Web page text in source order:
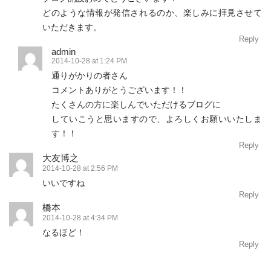
どのような情報が発信されるのか、楽しみに拝見させて
いただきます。
Reply
admin
2014-10-28 at 1:24 PM
通りがかりの者さん
コメントありがとうございます！！
たくさんの方に楽しんでいただけるブログに
していこうと思いますので、よろしくお願いいたしま
す！！
Reply
大友博之
2014-10-28 at 2:56 PM
いいですね
Reply
橋本
2014-10-28 at 4:34 PM
なるほど！
Reply